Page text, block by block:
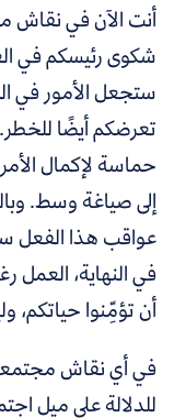
أنت الآن في نقاش
شكوى رئيسكم في
ستجعل الأمور في
تعرضكم أيضًا
حماسة لإكمال
إلى صياغة وسط.
عواقب هذا الفعل
في النهاية، العمل
أن تؤمِّنوا حياتكم،
في أي نقاش
للدلالة على ميل